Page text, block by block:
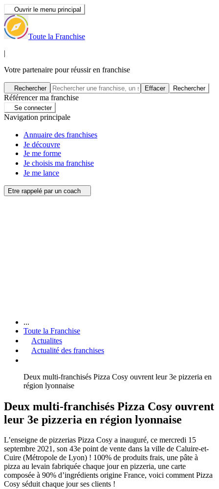
Ouvrir le menu principal
Toute la Franchise
|
Votre partenaire pour réussir en franchise
Rechercher Effacer Rechercher
Référencer ma franchise
Se connecter
Navigation principale
Annuaire des franchises
Je découvre
Je me forme
Je choisis ma franchise
Je me lance
Etre rappelé par un coach
...
Toute la Franchise
Actualites
Actualité des franchises
Deux multi-franchisés Pizza Cosy ouvrent leur 3e pizzeria en
région lyonnaise
Deux multi-franchisés Pizza Cosy ouvrent
leur 3e pizzeria en région lyonnaise
L’enseigne de pizzerias Pizza Cosy a inauguré, ce mercredi 15
septembre 2021, son 43e point de vente dans la ville de Caluire-et-
Cuire (Métropole de Lyon) ! 100% de produits frais, une pâte à
pizza au levain fabriquée chaque jour en pizzeria, une carte
composée à 90% d’ingrédients origine France, voici comment Pizza
Cosy séduit chaque jour ses clients !